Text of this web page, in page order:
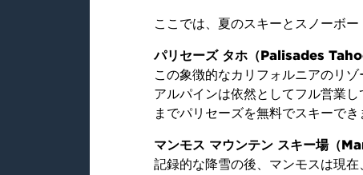
ここでは、夏のスキーとスノーボ
パリセーズ タホ（Palisades
この象徴的なカリフォルニアのリ
アルパインは依然としてフル営業
までパリセーズを無料でスキーでき
マンモス マウンテン スキー場（
記録的な降雪の後、マンモスは現在